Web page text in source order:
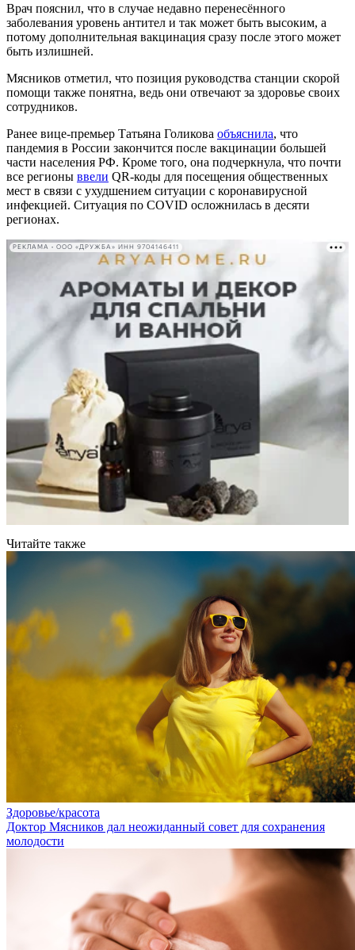
Врач пояснил, что в случае недавно перенесённого
заболевания уровень антител и так может быть высоким, а
потому дополнительная вакцинация сразу после этого может
быть излишней.
Мясников отметил, что позиция руководства станции скорой
помощи также понятна, ведь они отвечают за здоровье своих
сотрудников.
Ранее вице-премьер Татьяна Голикова объяснила, что
пандемия в России закончится после вакцинации большей
части населения РФ. Кроме того, она подчеркнула, что почти
все регионы ввели QR-коды для посещения общественных
мест в связи с ухудшением ситуации с коронавирусной
инфекцией. Ситуация по COVID осложнилась в десяти
регионах.
РЕКЛАМА • ООО «ДРУЖБА» ИНН 9704146411
Читайте также
Здоровье/красота
Доктор Мясников дал неожиданный совет для сохранения
молодости